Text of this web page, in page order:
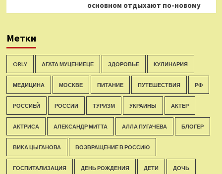
основном отдыхают по-новому
Метки
ORLY АГАТА МУЦЕНИЕЦЕ ЗДОРОВЬЕ КУЛИНАРИЯ
МЕДИЦИНА МОСКВЕ ПИТАНИЕ ПУТЕШЕСТВИЯ РФ
РОССИЕЙ РОССИИ ТУРИЗМ УКРАИНЫ АКТЕР
АКТРИСА АЛЕКСАНДР МИТТА АЛЛА ПУГАЧЕВА БЛОГЕР
ВИКА ЦЫГАНОВА ВОЗВРАЩЕНИЕ В РОССИЮ
ГОСПИТАЛИЗАЦИЯ ДЕНЬ РОЖДЕНИЯ ДЕТИ ДОЧЬ